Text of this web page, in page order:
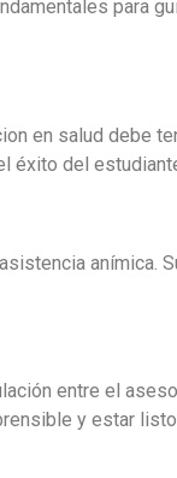
para
en salud debe
éxito del
anímica.
entre el
y estar